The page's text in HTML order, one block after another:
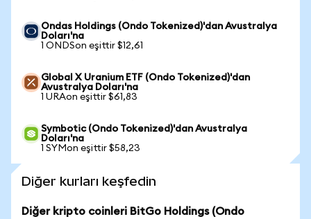
Ondas Holdings (Ondo Tokenized)'dan Avustralya
Doları'na
1 ONDSon eşittir $12,61
Global X Uranium ETF (Ondo Tokenized)'dan
Avustralya Doları'na
1 URAon eşittir $61,83
Symbotic (Ondo Tokenized)'dan Avustralya
Doları'na
1 SYMon eşittir $58,23
Diğer kurları keşfedin
Diğer kripto coinleri BitGo Holdings (Ondo